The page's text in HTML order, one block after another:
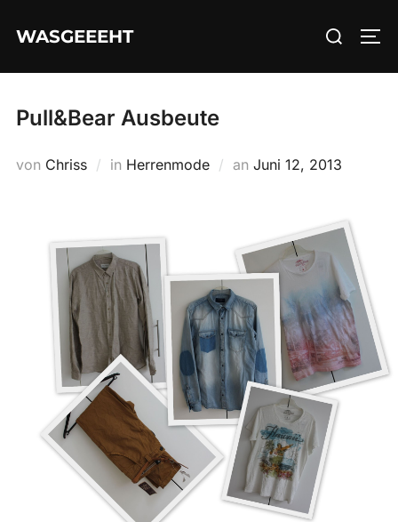
InhaltWASGEEEHT
Suchen
Pull&Bear Ausbeute
von Chriss in Herrenmode an Veröffentlicht
Juni 12, 2013